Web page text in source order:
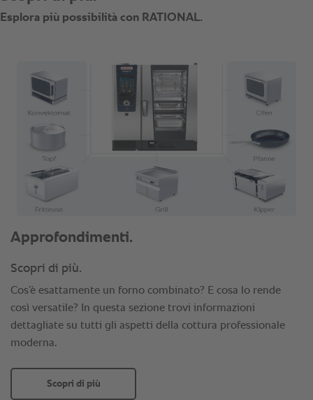
Approfondimenti.
Scopri di più.
Cos’è esattamente un forno combinato? E cosa lo rende
così versatile? In questa sezione trovi informazioni
dettagliate su tutti gli aspetti della cottura professionale
moderna.
Scopri di più